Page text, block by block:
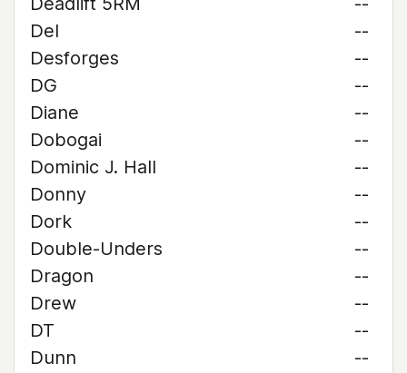
Del
--
Desforges
--
DG
--
Diane
--
Dobogai
--
Dominic J. Hall
--
Donny
--
Dork
--
Double-Unders
--
Dragon
--
Drew
--
DT
--
Dunn
--